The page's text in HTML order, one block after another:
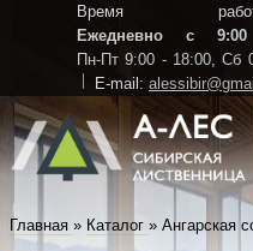
Время
Ежедневно с
Пн-Пт 9:00 - 18:00, Сб
E-mail:
Главная » Каталог » Ангарская